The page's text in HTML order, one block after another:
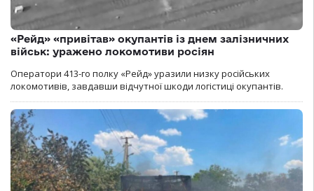
«Рейд» «привітав» окупантів із днем залізничних
військ: уражено локомотиви росіян
Оператори 413-го полку «Рейд» уразили низку російських
локомотивів, завдавши відчутної шкоди логістиці окупантів.